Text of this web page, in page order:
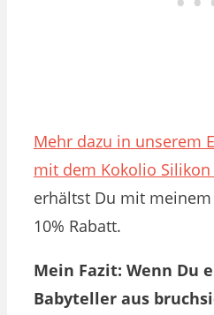
Mehr dazu in unserem
mit dem Kokolio Silikon
erhältst Du mit
10% Rabatt.
Mein Fazit: Wenn Du
Babyteller aus